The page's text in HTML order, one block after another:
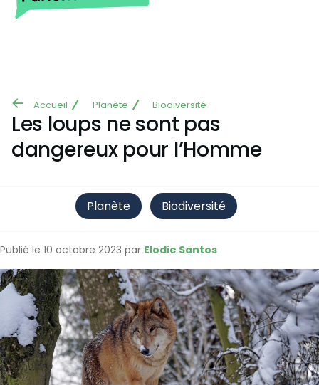
Aller au contenu principal
Fil
d'Ariane
Accueil Planète Biodiversité
Les loups ne sont pas
dangereux pour l’Homme
Planète Biodiversité
Publié le 10 octobre 2023 par Elodie Santos